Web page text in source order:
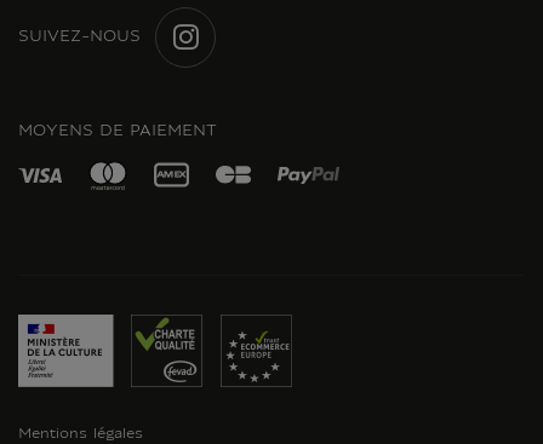
SUIVEZ-NOUS
MOYENS DE PAIEMENT
Mentions légales